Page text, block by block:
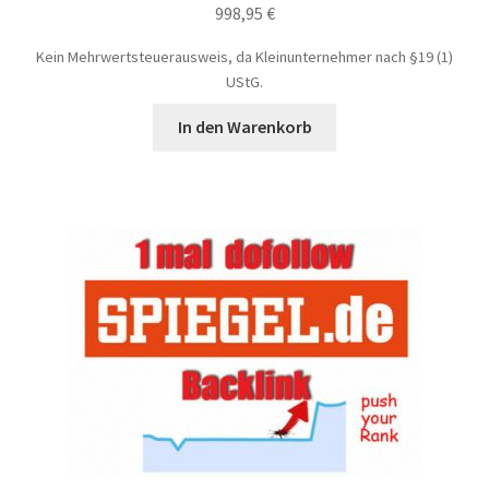
998,95 €
Kein Mehrwertsteuerausweis, da Kleinunternehmer nach §19 (1)
UStG.
In den Warenkorb